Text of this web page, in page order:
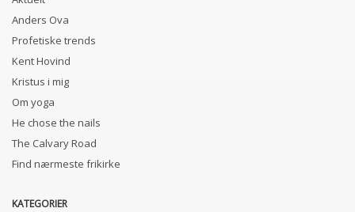
Anders Ova
Profetiske trends
Kent Hovind
Kristus i mig
Om yoga
He chose the nails
The Calvary Road
Find nærmeste frikirke
KATEGORIER